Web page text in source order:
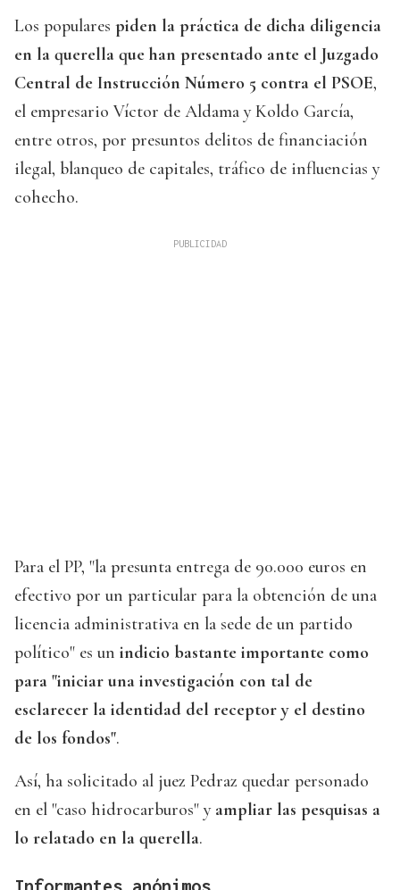
Los populares piden la práctica de dicha diligencia
en la querella que han presentado ante el Juzgado
Central de Instrucción Número 5 contra el PSOE,
el empresario Víctor de Aldama y Koldo García,
entre otros, por presuntos delitos de financiación
ilegal, blanqueo de capitales, tráfico de influencias y
cohecho.
Para el PP, "la presunta entrega de 90.000 euros en
efectivo por un particular para la obtención de una
licencia administrativa en la sede de un partido
político" es un indicio bastante importante como
para "iniciar una investigación con tal de
esclarecer la identidad del receptor y el destino
de los fondos".
Así, ha solicitado al juez Pedraz quedar personado
en el "caso hidrocarburos" y ampliar las pesquisas a
lo relatado en la querella.